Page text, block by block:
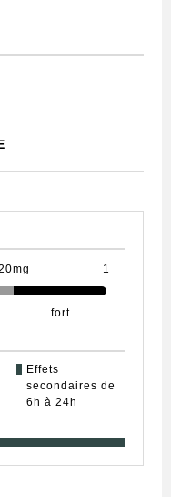
fort
1
Effets
secondaires de
6h à 24h